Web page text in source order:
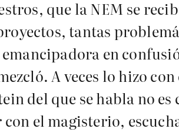
que la NEM se
tantas
en
A veces lo hizo
del que se habla no
el magisterio,